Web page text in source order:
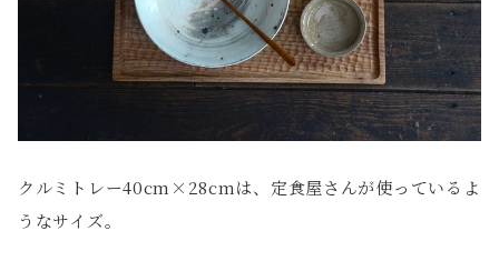
クルミトレー40cm×28cmは、定食屋さんが使っているよ
うなサイズ。